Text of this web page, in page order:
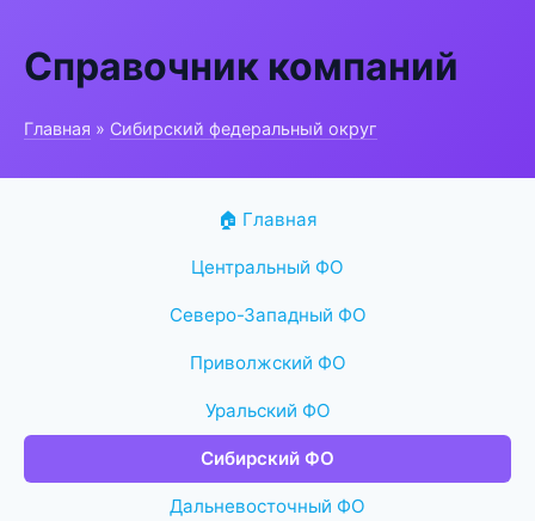
Справочник компаний
Главная » Сибирский федеральный округ
🏠 Главная
Центральный ФО
Северо-Западный ФО
Приволжский ФО
Уральский ФО
Сибирский ФО
Дальневосточный ФО